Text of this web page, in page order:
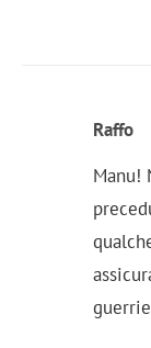
Raffo
Manu!